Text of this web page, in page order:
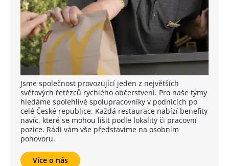
Jsme společnost provozující jeden z největších
světových řetězců rychlého občerstvení. Pro naše týmy
hledáme spolehlivé spolupracovníky v podnicích po
celé České republice. Každá restaurace nabízí benefity
navíc, které se mohou lišit podle lokality či pracovní
pozice. Rádi vám vše představíme na osobním
pohovoru.
Více o nás